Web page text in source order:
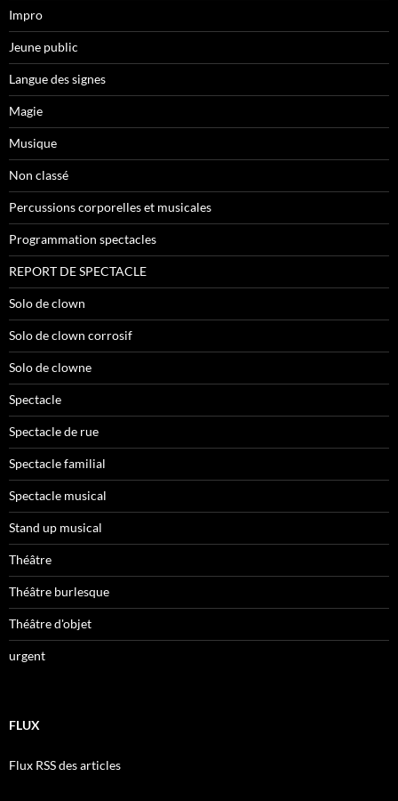
Impro
Jeune public
Langue des signes
Magie
Musique
Non classé
Percussions corporelles et musicales
Programmation spectacles
REPORT DE SPECTACLE
Solo de clown
Solo de clown corrosif
Solo de clowne
Spectacle
Spectacle de rue
Spectacle familial
Spectacle musical
Stand up musical
Théâtre
Théâtre burlesque
Théâtre d'objet
urgent
FLUX
Flux RSS des articles